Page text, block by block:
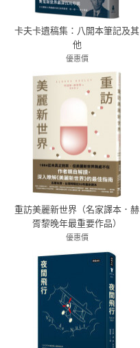
卡夫卡遺稿集：八開本筆記及其
他
優惠價
79折 300元
重訪美麗新世界（名家譯本．赫
胥黎晚年最重要作品）
優惠價
79折 190元